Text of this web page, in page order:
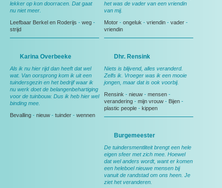
lekker op kon doorracen. Dat gaat
nu niet meer.
Leefbaar Berkel en Roderijs - weg -
strijd
het was de vader van een vriendin
van mij.
Motor - ongeluk - vriendin - vader -
vriendin
Karina Overbeeke
Als ik nu hier rijd dan heeft dat wel
wat. Van oorsprong kom ik uit een
tuindersgezin en het bedrijf waar ik
nu werk doet de belangenbehartiging
voor de tuinbouw. Dus ik heb hier wel
binding mee.
Bevalling - nieuw - tuinder - wennen
Dhr. Rensink
Niets is blijvend, alles veranderd.
Zelfs ik. Vroeger was ik een mooie
jongen, maar dat is ook voorbij.
Rensink - nieuw - mensen -
verandering - mijn vrouw - Bijen -
plastic people - kippen
Burgemeester
De tuindersmentliteit brengt een hele
eigen sfeer met zich mee. Hoewel
dat wel anders wordt, want er komen
een heleboel nieuwe mensen bij
vanuit de randstad om ons heen. Je
ziet het veranderen.